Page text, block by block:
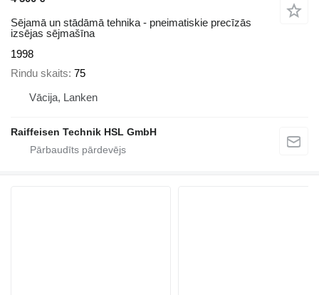
Sējamā un stādāmā tehnika - pneimatiskie precīzās
izsējas sējmašīna
1998
Rindu skaits 75
Vācija, Lanken
Raiffeisen Technik HSL GmbH